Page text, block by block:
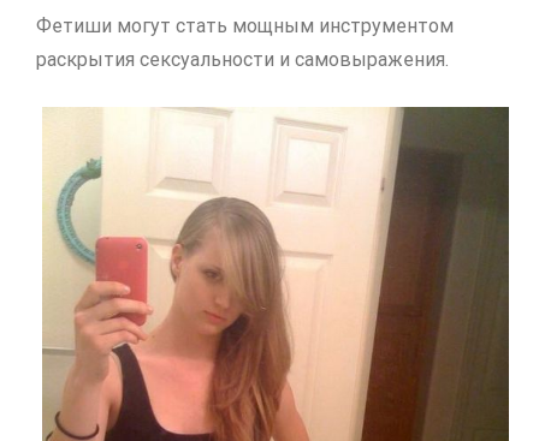
Фетиши могут стать мощным инструментом
раскрытия сексуальности и самовыражения.